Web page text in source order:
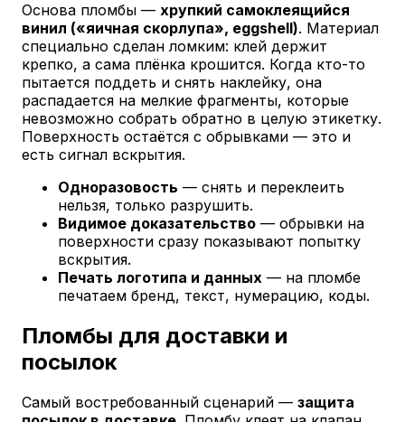
Основа пломбы — хрупкий самоклеящийся
винил («яичная скорлупа», eggshell). Материал
специально сделан ломким: клей держит
крепко, а сама плёнка крошится. Когда кто-то
пытается поддеть и снять наклейку, она
распадается на мелкие фрагменты, которые
невозможно собрать обратно в целую этикетку.
Поверхность остаётся с обрывками — это и
есть сигнал вскрытия.
Одноразовость — снять и переклеить
нельзя, только разрушить.
Видимое доказательство — обрывки на
поверхности сразу показывают попытку
вскрытия.
Печать логотипа и данных — на пломбе
печатаем бренд, текст, нумерацию, коды.
Пломбы для доставки и
посылок
Самый востребованный сценарий — защита